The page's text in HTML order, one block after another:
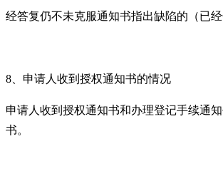
经答复仍不未克服通知书指出缺陷的（已
8、申请人收到授权通知书的情况
申请人收到授权通知书和办理登记手续通
书。